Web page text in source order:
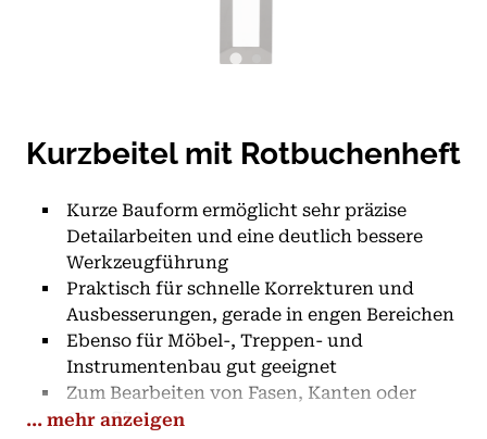
Kurzbeitel mit Rotbuchenheft
Kurze Bauform ermöglicht sehr präzise
Detailarbeiten und eine deutlich bessere
Werkzeugführung
Praktisch für schnelle Korrekturen und
Ausbesserungen, gerade in engen Bereichen
Ebenso für Möbel-, Treppen- und
Instrumentenbau gut geeignet
Zum Bearbeiten von Fasen, Kanten oder
Oberflächen
... mehr anzeigen